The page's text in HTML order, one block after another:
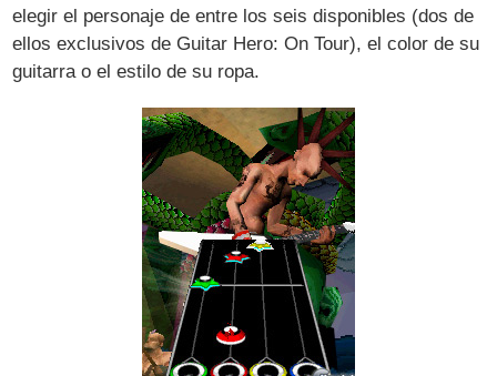
elegir el personaje de entre los seis disponibles (dos de
ellos exclusivos de Guitar Hero: On Tour), el color de su
guitarra o el estilo de su ropa.